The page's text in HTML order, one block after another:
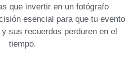
que invertir en un fotógrafo
⁢esencial para que tu evento
sus recuerdos perduren en el
tiempo.